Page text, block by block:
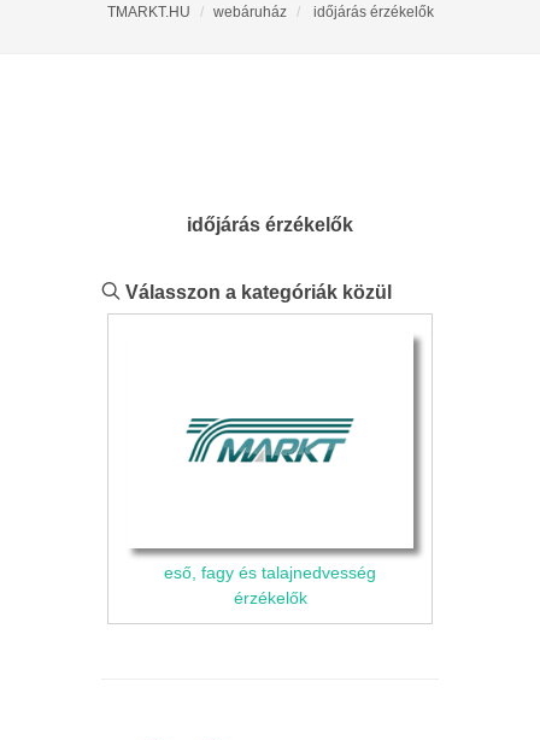
TMARKT.HU webáruház időjárás érzékelők
időjárás érzékelők
Válasszon a kategóriák közül
eső, fagy és talajnedvesség
érzékelők